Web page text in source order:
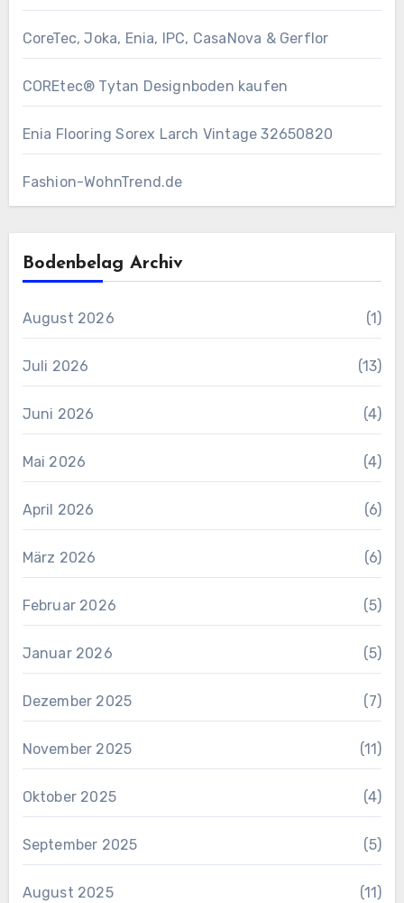
CoreTec, Joka, Enia, IPC, CasaNova & Gerflor
COREtec® Tytan Designboden kaufen
Enia Flooring Sorex ​Larch Vintage 32650820
Fashion-WohnTrend.de
Bodenbelag Archiv
August 2026 (1)
Juli 2026 (13)
Juni 2026 (4)
Mai 2026 (4)
April 2026 (6)
März 2026 (6)
Februar 2026 (5)
Januar 2026 (5)
Dezember 2025 (7)
November 2025 (11)
Oktober 2025 (4)
September 2025 (5)
August 2025 (11)